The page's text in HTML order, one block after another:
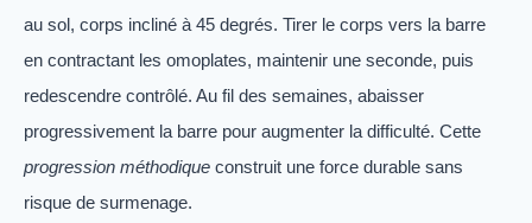
au sol, corps incliné à 45 degrés. Tirer le corps vers la barre
en contractant les omoplates, maintenir une seconde, puis
redescendre contrôlé. Au fil des semaines, abaisser
progressivement la barre pour augmenter la difficulté. Cette
progression méthodique construit une force durable sans
risque de surmenage.